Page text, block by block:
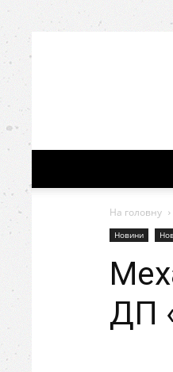
На головну
Новини
ДП